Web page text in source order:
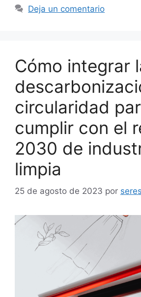
Deja un comentario
Cómo integrar
circularidad
cumplir con el
2030 de
limpia
25 de agosto de 2023 por